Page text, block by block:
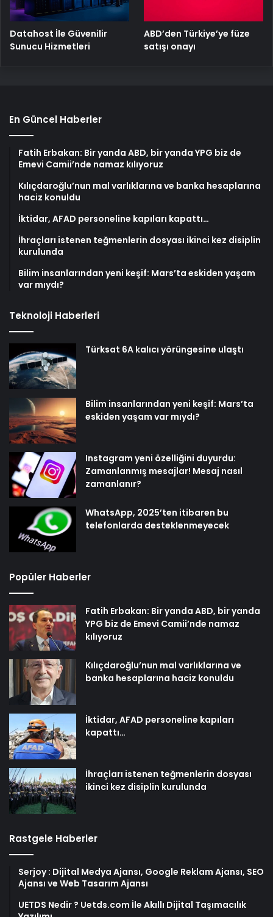
Datahost İle Güvenilir
Sunucu Hizmetleri
ABD’den Türkiye’ye füze
satışı onayı
En Güncel Haberler
Fatih Erbakan: Bir yanda ABD, bir yanda YPG biz de
Emevi Camii’nde namaz kılıyoruz
Kılıçdaroğlu’nun mal varlıklarına ve banka hesaplarına
haciz konuldu
İktidar, AFAD personeline kapıları kapattı…
İhraçları istenen teğmenlerin dosyası ikinci kez disiplin
kurulunda
Bilim insanlarından yeni keşif: Mars’ta eskiden yaşam
var mıydı?
Teknoloji Haberleri
Türksat 6A kalıcı yörüngesine ulaştı
Bilim insanlarından yeni keşif: Mars’ta
eskiden yaşam var mıydı?
Instagram yeni özelliğini duyurdu:
Zamanlanmış mesajlar! Mesaj nasıl
zamanlanır?
WhatsApp, 2025’ten itibaren bu
telefonlarda desteklenmeyecek
Popüler Haberler
Fatih Erbakan: Bir yanda ABD, bir yanda
YPG biz de Emevi Camii’nde namaz
kılıyoruz
Kılıçdaroğlu’nun mal varlıklarına ve
banka hesaplarına haciz konuldu
İktidar, AFAD personeline kapıları
kapattı…
İhraçları istenen teğmenlerin dosyası
ikinci kez disiplin kurulunda
Rastgele Haberler
Serjoy : Dijital Medya Ajansı, Google Reklam Ajansı, SEO
Ajansı ve Web Tasarım Ajansı
UETDS Nedir ? Uetds.com İle Akıllı Dijital Taşımacılık